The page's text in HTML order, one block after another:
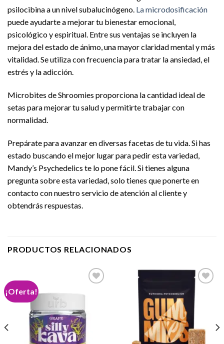
psilocibina a un nivel subalucinógeno. La microdosificación
puede ayudarte a mejorar tu bienestar emocional,
psicológico y espiritual. Entre sus ventajas se incluyen la
mejora del estado de ánimo, una mayor claridad mental y más
vitalidad. Se utiliza con frecuencia para tratar la ansiedad, el
estrés y la adicción.
Microbites de Shroomies proporciona la cantidad ideal de
setas para mejorar tu salud y permitirte trabajar con
normalidad.
Prepárate para avanzar en diversas facetas de tu vida. Si has
estado buscando el mejor lugar para pedir esta variedad,
Mandy’s Psychedelics te lo pone fácil. Si tienes alguna
pregunta sobre esta variedad, solo tienes que ponerte en
contacto con nuestro servicio de atención al cliente y
obtendrás respuestas.
PRODUCTOS RELACIONADOS
¡Oferta!
Add to
wishlist
Add to